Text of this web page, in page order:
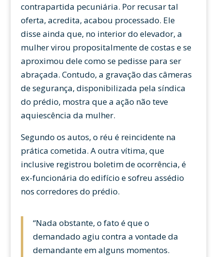
contrapartida pecuniária. Por recusar tal
oferta, acredita, acabou processado. Ele
disse ainda que, no interior do elevador, a
mulher virou propositalmente de costas e se
aproximou dele como se pedisse para ser
abraçada. Contudo, a gravação das câmeras
de segurança, disponibilizada pela síndica
do prédio, mostra que a ação não teve
aquiescência da mulher.
Segundo os autos, o réu é reincidente na
prática cometida. A outra vítima, que
inclusive registrou boletim de ocorrência, é
ex-funcionária do edifício e sofreu assédio
nos corredores do prédio.
“Nada obstante, o fato é que o
demandado agiu contra a vontade da
demandante em alguns momentos.